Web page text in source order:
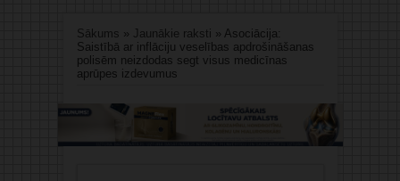
Sākums » Jaunākie raksti » Asociācija:
Saistībā ar inflāciju veselības apdrošināšanas
polisēm neizdodas segt visus medicīnas
aprūpes izdevumus